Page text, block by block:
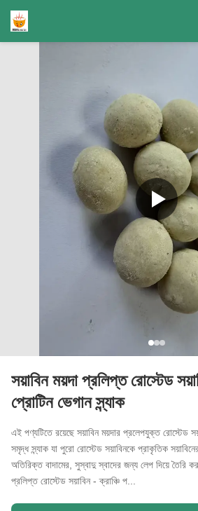
সয়াবিন ময়দা প্রলিপ্ত রোস্টেড
প্রোটিন ভেগান স্ন্যাক
এই পণ্যটিতে রয়েছে সয়াবিন ময়দার প্রলেপযুক্ত রোস্টেড
সমৃদ্ধ স্ন্যাক যা পুরো রোস্টেড সয়াবিনকে প্রাকৃতিক
অতিরিক্ত বাদামের, সুস্বাদু স্বাদের জন্য লেপ দিয়ে তৈরি
প্রলিপ্ত রোস্টেড সয়াবিন - ক্রাঞ্চি প...